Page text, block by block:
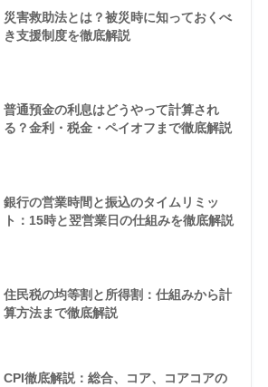
災害救助法とは？被災時に知っておくべ
き支援制度を徹底解説
普通預金の利息はどうやって計算され
る？金利・税金・ペイオフまで徹底解説
銀行の営業時間と振込のタイムリミッ
ト：15時と翌営業日の仕組みを徹底解説
住民税の均等割と所得割：仕組みから計
算方法まで徹底解説
CPI徹底解説：総合、コア、コアコアの